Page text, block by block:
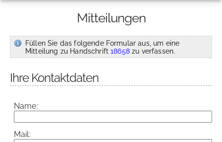
Mitteilungen
Füllen Sie das folgende Formular aus, um eine
Mitteilung zu Handschrift18658zu verfassen.
Ihre Kontaktdaten
Name:
Mail: